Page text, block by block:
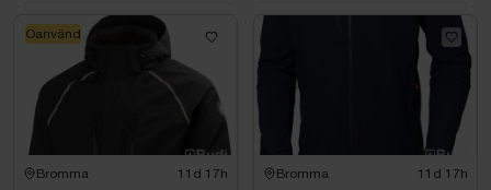
Bromma 11d 17h
Oanvänd
Bromma 11d 17h